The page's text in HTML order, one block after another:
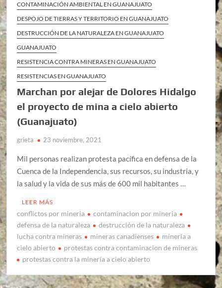
CONTAMINACIÓN AMBIENTAL EN GUANAJUATO
DESPOJO DE TIERRAS Y TERRITORIO EN GUANAJUATO
DESTRUCCIÓN DE LA NATURALEZA EN GUANAJUATO
GUANAJUATO
RESISTENCIA CONTRA MINERAS EN GUANAJUATO
RESISTENCIAS EN GUANAJUATO
Marchan por alejar de Dolores Hidalgo
el proyecto de mina a cielo abierto
(Guanajuato)
grieta 23 noviembre, 2021
Mil personas realizan protesta pacífica en defensa de la
Cuenca de la Independencia, sus recursos, su industria, y
la salud y la vida de sus más de 600 mil habitantes …
LEER MÁS
conflictos por mineria
contaminacion por mineria
defensa de la naturaleza
destrucción de la naturaleza
lucha contra mineras
mineras canadienses
mineria a
cielo abierto
protestas contra contaminacion de mineras
protestas contra la minería a cielo abierto